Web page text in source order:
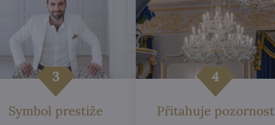
Symbol prestiže Přitahuje pozornost